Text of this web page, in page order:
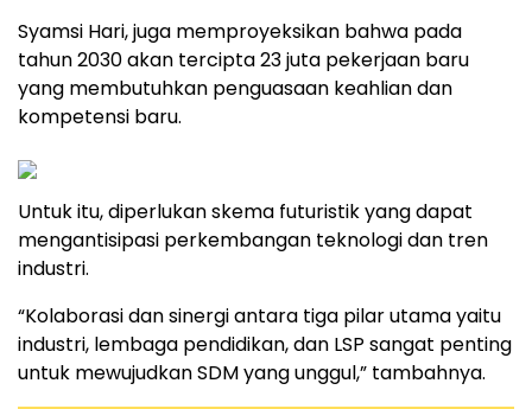
Syamsi Hari, juga memproyeksikan bahwa pada
tahun 2030 akan tercipta 23 juta pekerjaan baru
yang membutuhkan penguasaan keahlian dan
kompetensi baru.
Untuk itu, diperlukan skema futuristik yang dapat
mengantisipasi perkembangan teknologi dan tren
industri.
“Kolaborasi dan sinergi antara tiga pilar utama yaitu
industri, lembaga pendidikan, dan LSP sangat penting
untuk mewujudkan SDM yang unggul,” tambahnya.